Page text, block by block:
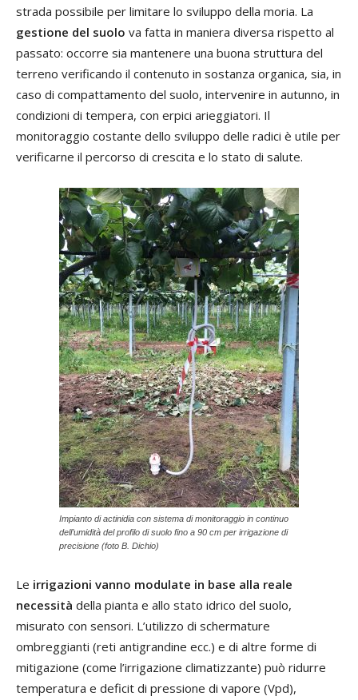
strada possibile per limitare lo sviluppo della moria. La
gestione del suolo va fatta in maniera diversa rispetto al
passato: occorre sia mantenere una buona struttura del
terreno verificando il contenuto in sostanza organica, sia, in
caso di compattamento del suolo, intervenire in autunno, in
condizioni di tempera, con erpici arieggiatori. Il
monitoraggio costante dello sviluppo delle radici è utile per
verificarne il percorso di crescita e lo stato di salute.
Impianto di actinidia con sistema di monitoraggio in continuo
dell’umidità del profilo di suolo fino a 90 cm per irrigazione di
precisione (foto B. Dichio)
Le irrigazioni vanno modulate in base alla reale
necessità della pianta e allo stato idrico del suolo,
misurato con sensori. L’utilizzo di schermature
ombreggianti (reti antigrandine ecc.) e di altre forme di
mitigazione (come l’irrigazione climatizzante) può ridurre
temperatura e deficit di pressione di vapore (Vpd),